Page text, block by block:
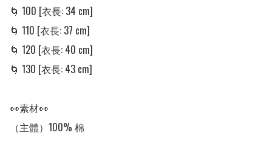
🌀 100 [衣長: 34 cm]
🌀 110 [衣長: 37 cm]
🌀 120 [衣長: 40 cm]
🌀 130 [衣長: 43 cm]
👀素材👀
（主體）100% 棉